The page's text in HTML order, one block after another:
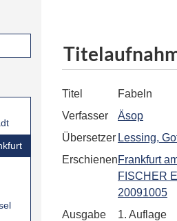
Titel
Fabeln
Verfasser
Äsop
Übersetzer Lessing,
ErschienenFrankfurt
FISCHER
20091005
Ausgabe
1. Auflage